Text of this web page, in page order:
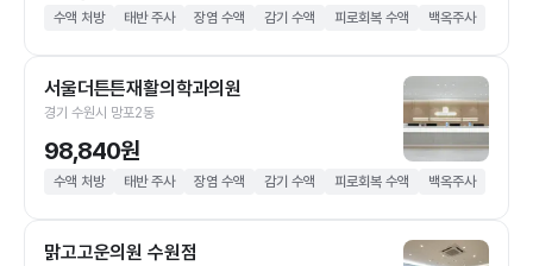
수액 처방 태반 주사 장염 수액 감기 수액 피로회복 수액 백옥주사
서울더튼튼재활의학과의원
경기 수원시 망포2동
98,840원
수액 처방 태반 주사 장염 수액 감기 수액 피로회복 수액 백옥주사
맑고고운의원 수원점